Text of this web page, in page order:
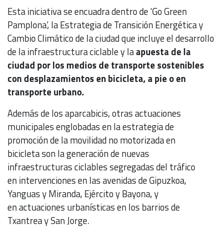
Esta iniciativa se encuadra dentro de ‘Go Green
Pamplona’, la Estrategia de Transición Energética y
Cambio Climático de la ciudad que incluye el desarrollo
de la infraestructura ciclable y laapuesta de la
ciudad por los medios de transporte sostenibles
con desplazamientos en bicicleta, a pie o en
transporte urbano.
Además de los aparcabicis, otras actuaciones
municipales englobadas en la estrategia de
promoción de la movilidad no motorizada en
bicicleta son la generación de nuevas
infraestructuras ciclables segregadas del tráfico
en intervenciones en las avenidas de Gipuzkoa,
Yanguas y Miranda, Ejército y Bayona, y
en actuaciones urbanísticas en los barrios de
Txantrea y San Jorge.